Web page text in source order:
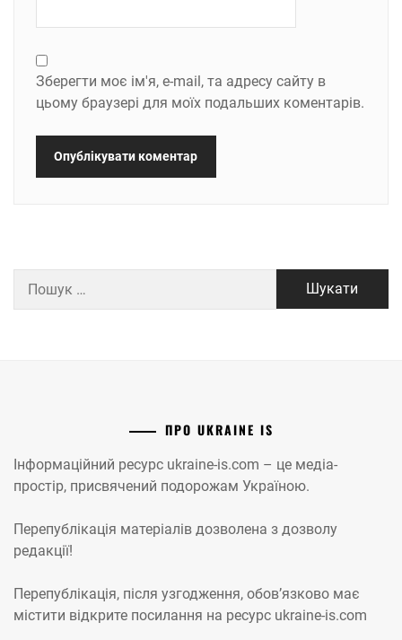
Зберегти моє ім'я, e-mail, та адресу сайту в
цьому браузері для моїх подальших коментарів.
ПРО UKRAINE IS
Інформаційний ресурс ukraine-is.com – це медіа-
простір, присвячений подорожам Україною.
Перепублікація матеріалів дозволена з дозволу
редакції!
Перепублікація, після узгодження, обов’язково має
містити відкрите посилання на ресурс ukraine-is.com